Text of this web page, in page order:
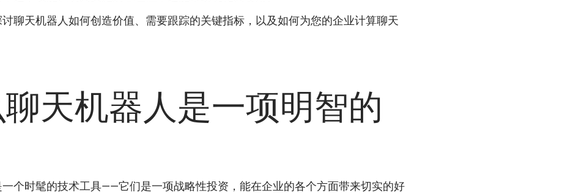
聊天机器人如何创造价值、需要跟踪的关键指标，以及如何为您的企业计算聊天
天机器人是一项明智的
个时髦的技术工具——它们是一项战略性投资，能在企业的各个方面带来切实的好